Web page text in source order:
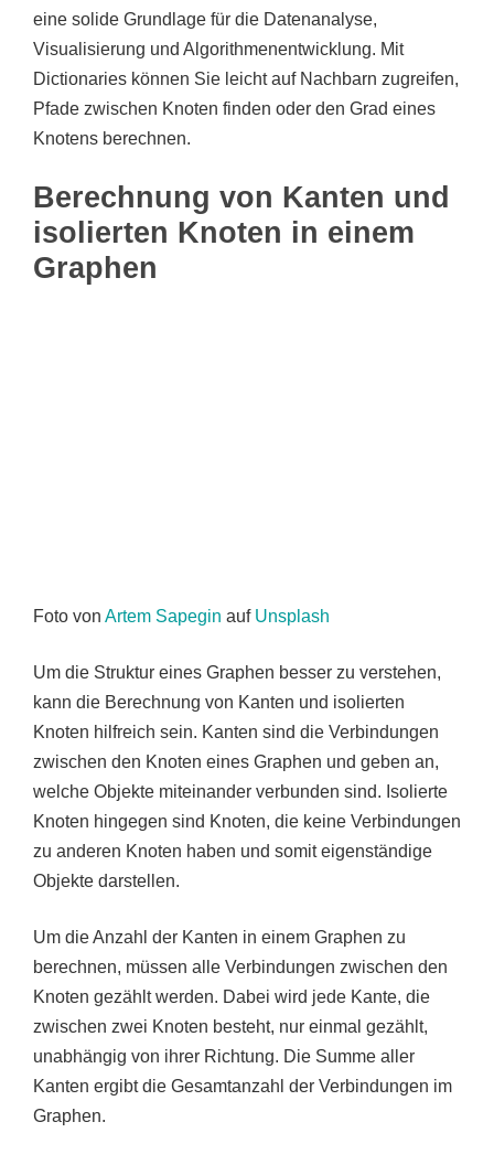
eine solide Grundlage für die Datenanalyse,
Visualisierung und Algorithmenentwicklung. Mit
Dictionaries können Sie leicht auf Nachbarn zugreifen,
Pfade zwischen Knoten finden oder den Grad eines
Knotens berechnen.
Berechnung von Kanten und
isolierten Knoten in einem
Graphen
Foto von Artem Sapegin auf Unsplash
Um die Struktur eines Graphen besser zu verstehen,
kann die Berechnung von Kanten und isolierten
Knoten hilfreich sein. Kanten sind die Verbindungen
zwischen den Knoten eines Graphen und geben an,
welche Objekte miteinander verbunden sind. Isolierte
Knoten hingegen sind Knoten, die keine Verbindungen
zu anderen Knoten haben und somit eigenständige
Objekte darstellen.
Um die Anzahl der Kanten in einem Graphen zu
berechnen, müssen alle Verbindungen zwischen den
Knoten gezählt werden. Dabei wird jede Kante, die
zwischen zwei Knoten besteht, nur einmal gezählt,
unabhängig von ihrer Richtung. Die Summe aller
Kanten ergibt die Gesamtanzahl der Verbindungen im
Graphen.